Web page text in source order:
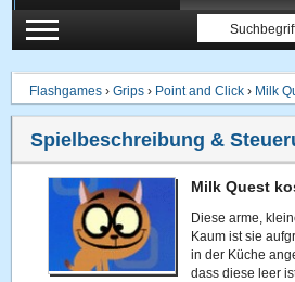
Flashgames ›Grips › Point and Click › Milk
Spielbeschreibung &
Milk Quest
Diese arme,
Kaum ist sie
in der Küche
dass diese leer